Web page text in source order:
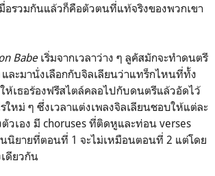
อรวมกันแล้วก็คือตัวตนที่แท้จริงของพวกเขา
Babeเริ่มจากเวลาว่าง ๆ ลูคัสมักจะทำดนตรี
และมานั่งเลือกกับจิลเลียนว่าแทร็กไหนที่ทั้ง
ห้เธอร้องฟรีสไตล์คลอไปกับดนตรีแล้วอัดไว้
รใหม่ ๆ ซึ่งเวลาแต่งเพลงจิลเลียนชอบให้แต่ละ
ตัวเอง มี choruses ที่ติดหูและท่อน verses
นิยายที่ตอนที่ 1 จะไม่เหมือนตอนที่ 2 แต่โดย
ดียวกัน